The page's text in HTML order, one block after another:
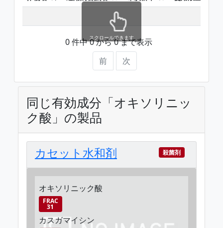
0 件中 0 から 0 まで表示
前
次
スクロールできます
同じ有効成分「オキソリニッ
ク酸」の製品
カセット水和剤 殺菌剤
オキソリニック酸
FRAC
31
カスガマイシン